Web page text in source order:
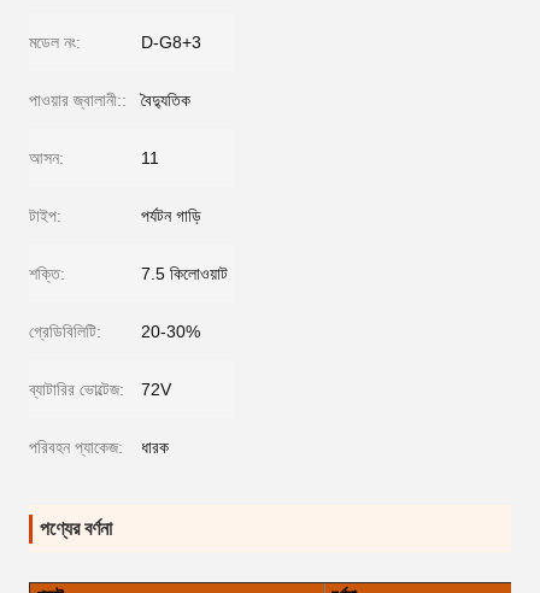
মডেল নং: D-G8+3
পাওয়ার জ্বালানী:: বৈদ্যুতিক
আসন: 11
টাইপ: পর্যটন গাড়ি
শক্তি: 7.5 কিলোওয়াট
গ্রেডিবিলিটি: 20-30%
ব্যাটারির ভোল্টেজ: 72V
পরিবহন প্যাকেজ: ধারক
পণ্যের বর্ণনা